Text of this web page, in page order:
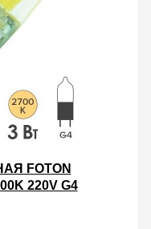
FOTON
220V G4